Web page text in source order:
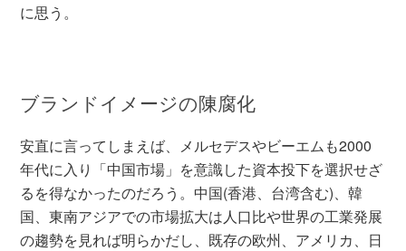
に思う。
ブランドイメージの陳腐化
安直に言ってしまえば、メルセデスやビーエムも2000
年代に入り「中国市場」を意識した資本投下を選択せざ
るを得なかったのだろう。中国(香港、台湾含む)、韓
国、東南アジアでの市場拡大は人口比や世界の工業発展
の趨勢を見れば明らかだし、既存の欧州、アメリカ、日